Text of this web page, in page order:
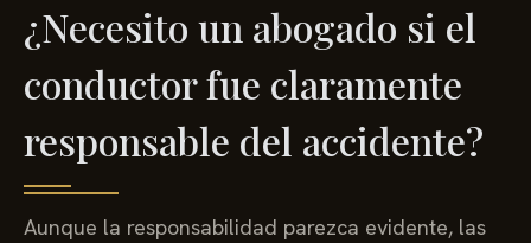
¿Necesito un abogado si el
conductor fue claramente
responsable del accidente?
Aunque la responsabilidad parezca evidente, las